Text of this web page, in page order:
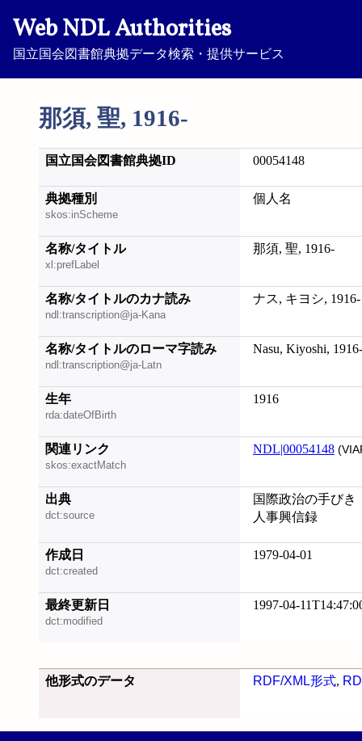
Web NDL Authorities
国立国会図書館典拠データ検索・提供サービス
那須, 聖, 1916-
国立国会図書館典拠ID 00054148
典拠種別
skos:inScheme
個人名
名称/タイトル
xl:prefLabel
那須, 聖, 1916-
名称/タイトルのカナ読み
ndl:transcription@ja-Kana
ナス, キヨシ, 1916-
名称/タイトルのローマ字読み
ndl:transcription@ja-Latn
Nasu, Kiyoshi, 1916-
生年
rda:dateOfBirth
1916
関連リンク
skos:exactMatch
NDL|00054148
出典
dct:source
国際政治の手びき
人事興信録
作成日
dct:created
1979-04-01
最終更新日
dct:modified
1997-04-
他形式のデータ RDF/XML形式,